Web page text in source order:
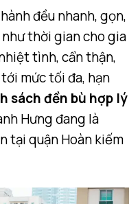
đều nhanh, gọn,
thời gian cho gia
tình, cẩn thận,
mức tối đa, hạn
sách đền bù hợp lý
Hưng đang là
tại quận Hoàn kiếm